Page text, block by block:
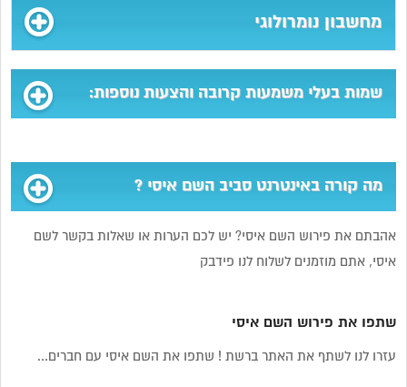
מחשבון נומרולוגי
שמות בעלי משמעות קרובה והצעות נוספות:
מה קורה באינטרנט סביב השם איסי ?
אהבתם את פירוש השם איסי? יש לכם הערות או שאלות בקשר לשם
איסי, אתם מוזמנים לשלוח לנו פידבק
שתפו את פירוש השם איסי
עזרו לנו לשתף את האתר ברשת ! שתפו את השם איסי עם חברים...